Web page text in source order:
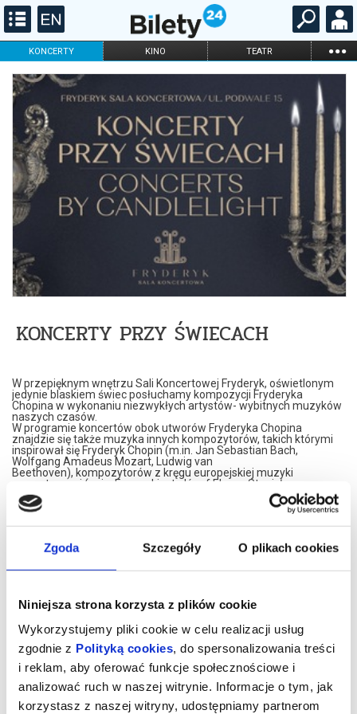
Zgoda Szczegóły O plikach cookies
Niniejsza strona korzysta z plików cookie
Wykorzystujemy pliki cookie w celu realizacji usług
zgodnie z Polityką cookies, do spersonalizowania treści
i reklam, aby oferować funkcje społecznościowe i
analizować ruch w naszej witrynie. Informacje o tym, jak
korzystasz z naszej witryny, udostępniamy partnerom
KONCERTY KINO TEATR ...
FILHARMONIA OPERA I BALET
DLA DZIECI
ONLINE KARNETY
KONCERTY PRZY ŚWIECACH
W przepięknym wnętrzu Sali Koncertowej Fryderyk, oświetlonym
jedynie blaskiem świec posłuchamy kompozycji Fryderyka
Chopina w wykonaniu niezwykłych artystów- wybitnych muzyków
naszych czasów.
W programie koncertów obok utworów Fryderyka Chopina
znajdzie się także muzyka innych kompozytorów, takich którymi
inspirował się Fryderyk Chopin (m.in. Jan Sebastian Bach,
Wolfgang Amadeus Mozart, Ludwig van
Beethoven), kompozytorów z kręgu europejskiej muzyki
romantycznej (m.in. Ferenc Liszt, Józef Elsner, Stanisław
Moniuszko), a także twórców późniejszych.
Koncerty są dwuczęściowym recitalami trwającymi ok. 60
minut, opartymi na popularnej w XIX wieku idei salonowych
spotkań muzycznych.
W przerwie koncertu poczęstujemy Państwa lampką wina
musującego.
Prosimy o przybycie 15 minut przed koncertem.
wydarzenia, gwarantujemy automatyczny zwrot środków
potwierdzony komunikatem wysyłanym na adres e-mail, podany
podczas zakupu.